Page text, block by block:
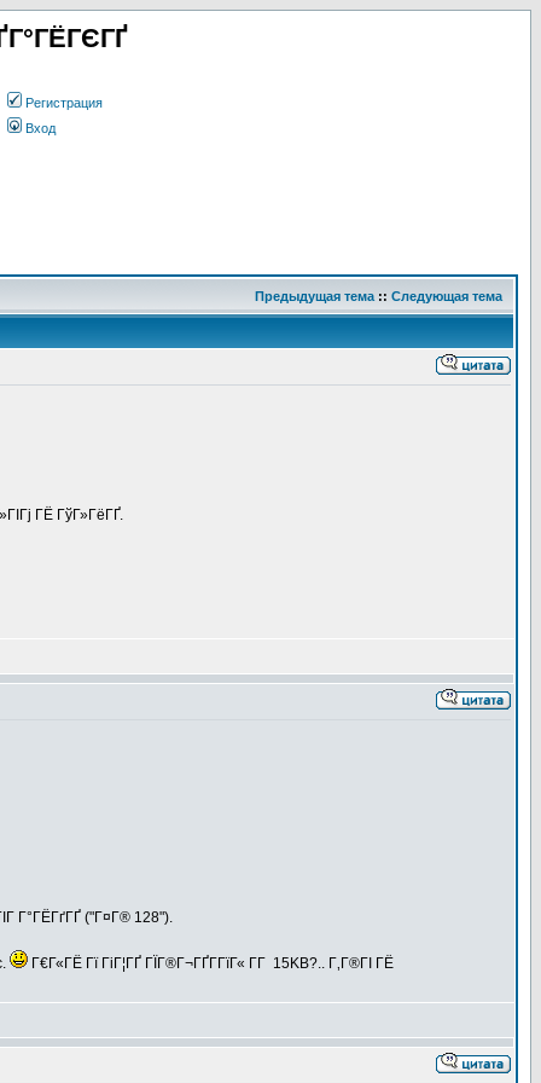
Регистрация
Вход
Предыдущая тема :: Следующая тема
ГЁ ГўГ»ГёГҐ.
Г°ГЁГґГҐ ("Г¤Г® 128").
Г€Г«ГЁ Гї ГіГ¦ГҐ ГЇГ®Г¬ГҐГ­ГїГ« Г­Г 15KB?.. Г‚Г®ГІ ГЁ